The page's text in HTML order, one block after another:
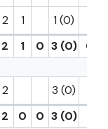
2 1
1 (0)
2 1 0 3 (0) 0
2 3 (0)
2 0 0 3 (0)